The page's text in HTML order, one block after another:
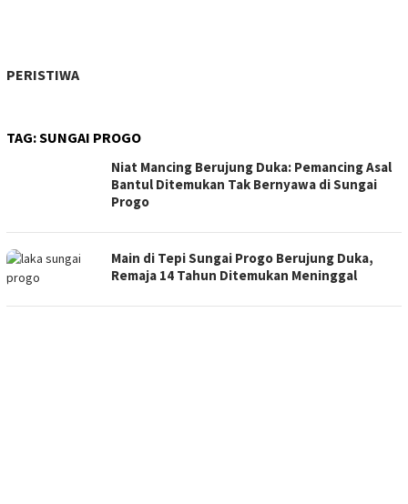
PERISTIWA
TAG:SUNGAI PROGO
Niat Mancing Berujung Duka: Pemancing Asal
Bantul Ditemukan Tak Bernyawa di Sungai
Progo
Main di Tepi Sungai Progo Berujung Duka,
Remaja 14 Tahun Ditemukan Meninggal